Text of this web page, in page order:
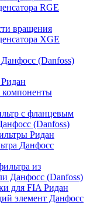
RGE
вращения
XGE
(Danfoss)
с фланцевым
(Danfoss)
Ридан
Данфосс
из
Данфосс (Danfoss)
для FIA Ридан
элемент Данфосс